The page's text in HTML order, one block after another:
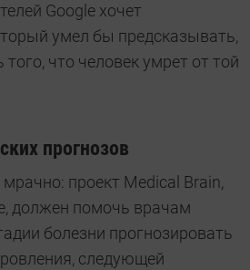
Google хочет
умел бы предсказывать,
того, что человек умрет от той
прогнозов
проект Medical Brain,
должен помочь врачам
болезни прогнозировать
следующей